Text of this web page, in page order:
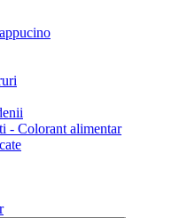
- Colorant alimentar